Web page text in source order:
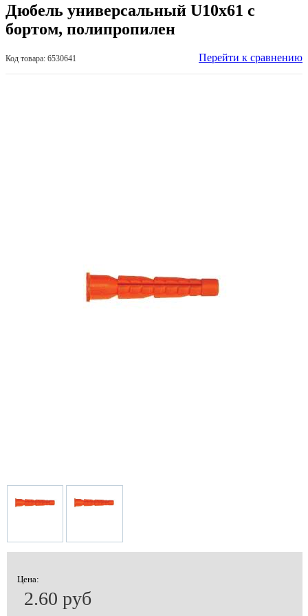
Дюбель универсальный U10х61 c
бортом, полипропилен
Код товара: 6530641 Перейти к сравнению
Цена:
2.60 руб